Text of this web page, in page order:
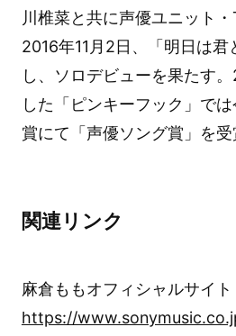
川椎菜と共に声優ユニット・
2016年11月2日、「明日は君
し、ソロデビューを果たす
した「ピンキーフック」で
賞にて「声優ソング賞」を受
関連リンク
麻倉ももオフィシャルサイト
https://